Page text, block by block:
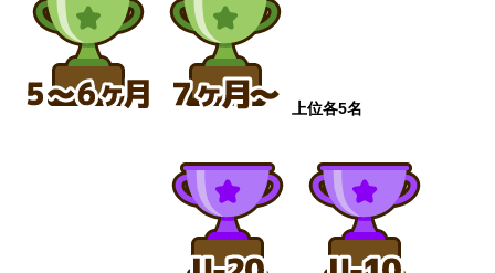
上位各5名